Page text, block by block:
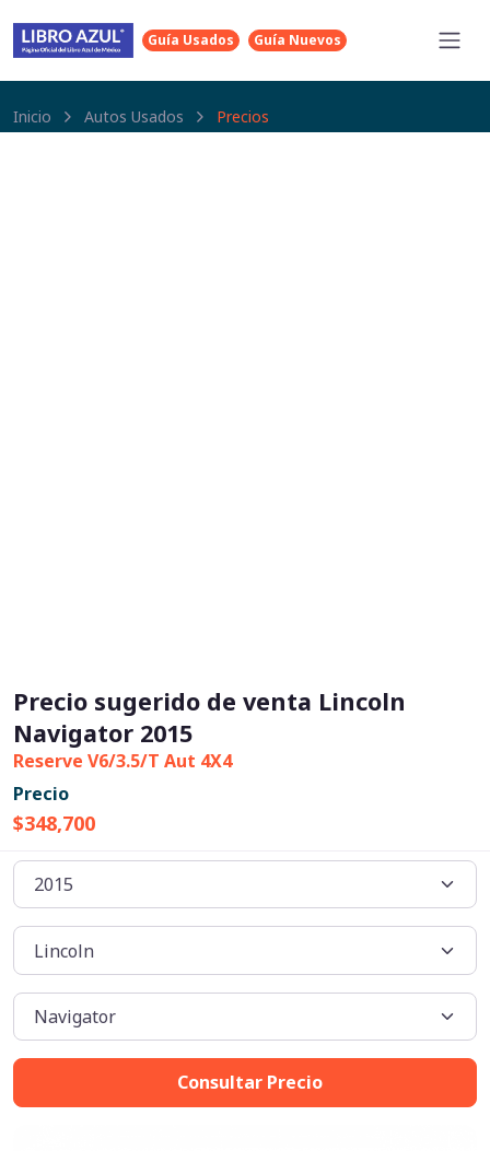
Guía Usados Guía Nuevos
Inicio Autos Usados Precios
Precio sugerido de venta Lincoln
Navigator 2015
Reserve V6/3.5/T Aut 4X4
Precio
$348,700
Consultar Precio